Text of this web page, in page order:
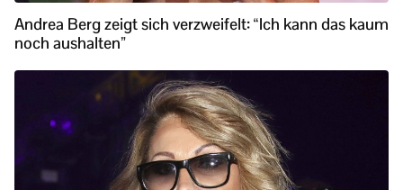
Andrea Berg zeigt sich verzweifelt: “Ich kann das kaum
noch aushalten”